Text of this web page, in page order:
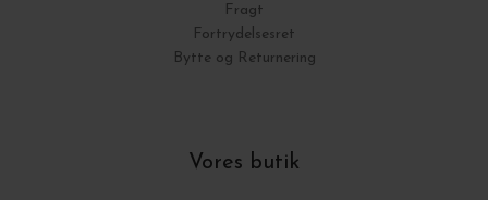
Fragt
Fortrydelsesret
Bytte og Returnering
Vores butik